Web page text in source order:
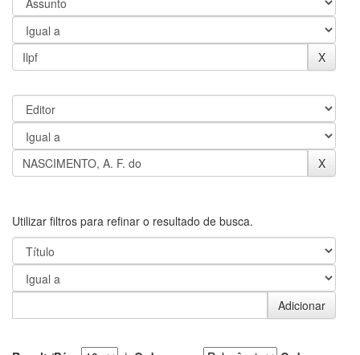
Utilizar filtros para refinar o resultado de busca.